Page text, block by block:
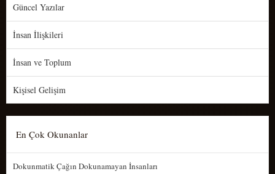
Güncel Yazılar
İnsan İlişkileri
İnsan ve Toplum
Kişisel Gelişim
En Çok Okunanlar
Dokunmatik Çağın Dokunamayan İnsanları